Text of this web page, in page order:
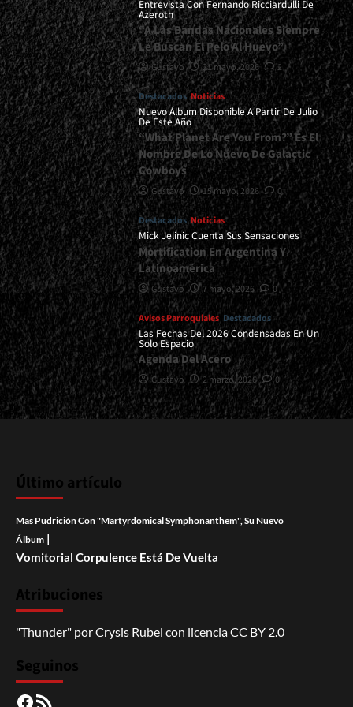
de
Zamarbide</div>
Entrevista Con Fernando Ricciardulli De
Azeroth
“A Las Bandas Nacionales Siempre
Le Buscan El Pelo Al Huevo”
Gustavo 21 mayo, 2026 2
Destacados Noticias
Nuevo Álbum Disponible A Partir De Julio
De Este Año
“What Planet Are You From?” Es El
Nombre De Lo Nuevo De Galactic
Cowboys
Gustavo 15 mayo, 2026 0
Destacados Noticias
Mick Jelinic Cuenta Sus Sensaciones
Mortification En Argentina Y
Latinoamérica
Gustavo 7 mayo, 2026 0
Avisos Parroquiales Destacados
Las Fechas Del 2026 Condensadas En Un
Solo Espacio
Agenda Del Acero
Gustavo 2 marzo, 2026 0
Último artículo
Mas Pudrición Con "Martyrdomical Symphonanthem", Su Nuevo
Álbum |
Vomitorial Corpulence Está De Vuelta
Atribuciones
"Thunder" porCrysis Rubel con licenciaCC BY 2.0
Seguinos
Facebook
RSS